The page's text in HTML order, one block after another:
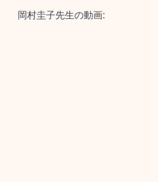
岡村圭子先生の動画: